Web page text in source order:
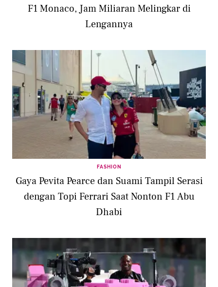
F1 Monaco, Jam Miliaran Melingkar di
Lengannya
FASHION
Gaya Pevita Pearce dan Suami Tampil Serasi
dengan Topi Ferrari Saat Nonton F1 Abu
Dhabi